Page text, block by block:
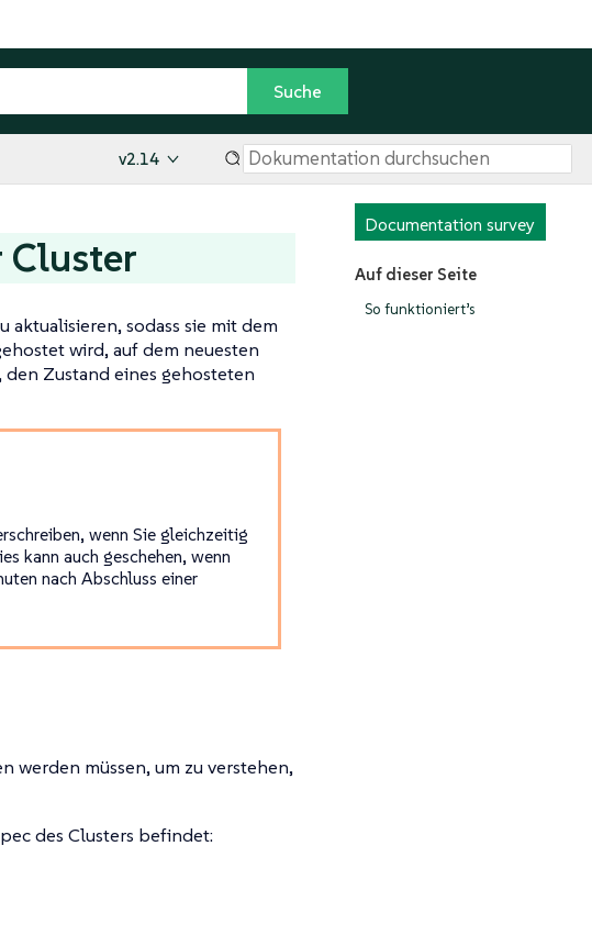
v2.14
Documentation survey
Auf dieser Seite
So funktioniert’s
Cluster
aktualisieren, sodass sie mit dem
wird, auf dem neuesten
den Zustand eines gehosteten
wenn Sie gleichzeitig
kann auch geschehen, wenn
nach Abschluss einer
werden müssen, um zu verstehen,
des Clusters befindet: